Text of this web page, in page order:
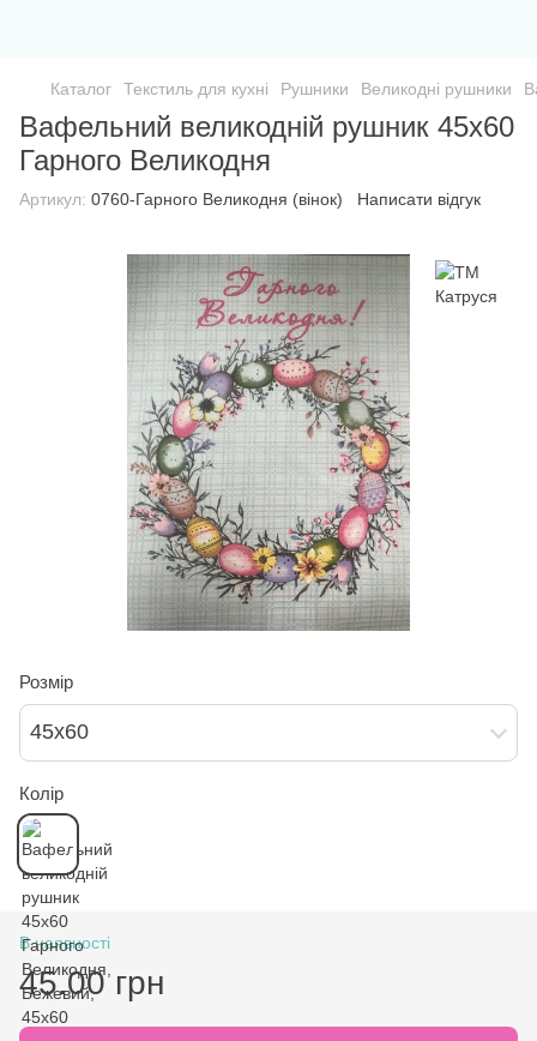
Каталог Текстиль для кухні Рушники Великодні рушники
Вафельний великодній рушник 45х60
Гарного Великодня
Артикул: 0760-Гарного Великодня (вінок) Написати відгук
Розмір
45х60
Колір
В наявності
45.00 грн